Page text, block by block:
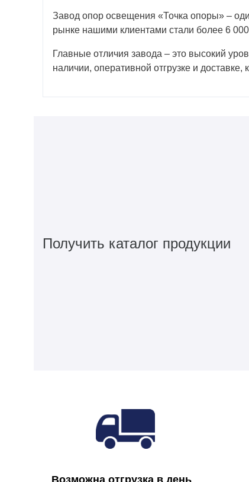
Завод опор освещения «Точка опоры» –
рынке нашими клиентами стали более 6
Главные отличия завода – это высокий
наличии, оперативной отгрузке и
Получить каталог продукции